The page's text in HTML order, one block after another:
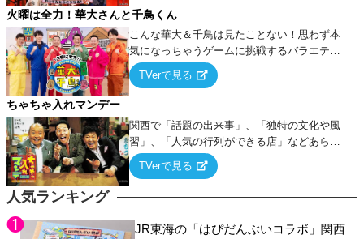
人気ランキング
JR東海の「はぴだんぶいコラボ」関西
火曜は全力！華大さんと千鳥くん
こんな華大＆千鳥は見たことない！思わず本
気になっちゃうゲームに挑戦するバラエティ
ー！
TVerで見る
ちゃちゃ入れマンデー
関西で「話題の出来事」、「独特の文化や風
習」、「人気の行列ができる店」などあらゆ
るテーマについて好き放題にちゃちゃを入れ
ていく関西色を前面に押し出したトークバラ
TVerで見る